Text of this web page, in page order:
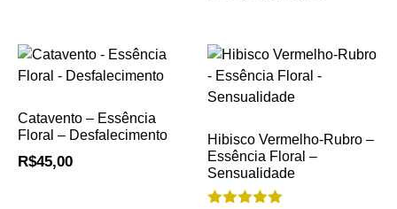
Catavento – Essência
Floral – Desfalecimento
R$45,00
Hibisco Vermelho-Rubro –
Essência Floral –
Sensualidade